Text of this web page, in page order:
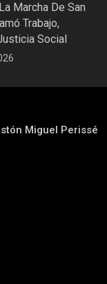
Marcha De San
Trabajo,
Social
Miguel Perissé